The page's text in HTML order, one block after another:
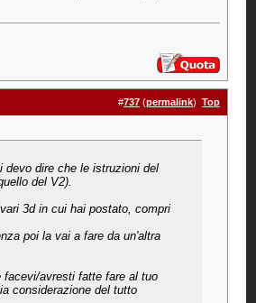
#737 (permalink) Top
devo dire che le istruzioni del
del V2).
3d in cui hai postato, compri
poi la vai a fare da un'altra
facevi/avresti fatte fare al tuo
considerazione del tutto